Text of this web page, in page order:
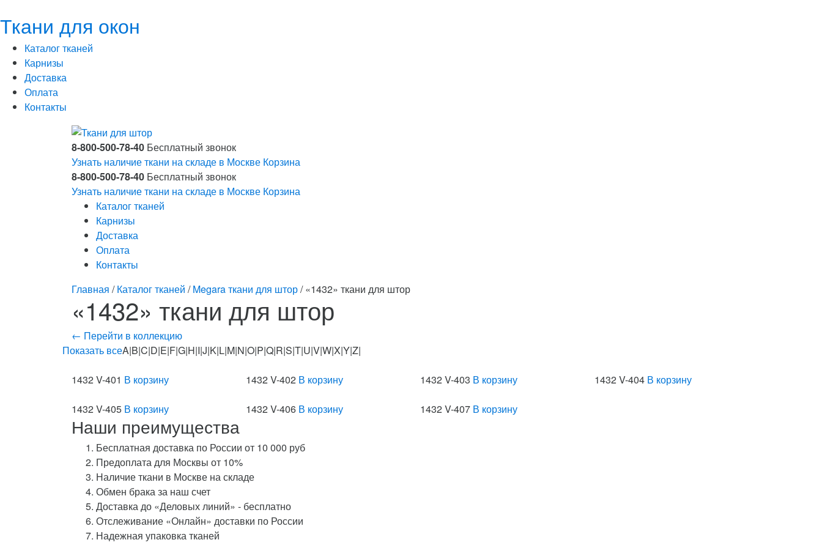
Ткани для окон
Каталог тканей
Карнизы
Доставка
Оплата
Контакты
8-800-500-78-40 Бесплатный звонок
Узнать наличие ткани на складе в Москве Корзина
8-800-500-78-40 Бесплатный звонок
Узнать наличие ткани на складе в Москве Корзина
Каталог тканей
Карнизы
Доставка
Оплата
Контакты
Главная /Каталог тканей /Megara ткани для штор/ «1432» ткани для штор
«1432» ткани для штор
← Перейти в коллекцию
Показать всеA|B|C|D|E|F|G|H|I|J|K|L|M|N|O|P|Q|R|S|T|U|V|W|X|Y|Z|
1432 V-401 В корзину 1432 V-402 В корзину 1432 V-403 В корзину 1432 V-404 В корзину
1432 V-405 В корзину 1432 V-406 В корзину 1432 V-407 В корзину
Наши преимущества
Бесплатная доставка по России от 10 000 руб
Предоплата для Москвы от 10%
Наличие ткани в Москве на складе
Обмен брака за наш счет
Доставка до «Деловых линий» - бесплатно
Отслеживание «Онлайн» доставки по России
Надежная упаковка тканей